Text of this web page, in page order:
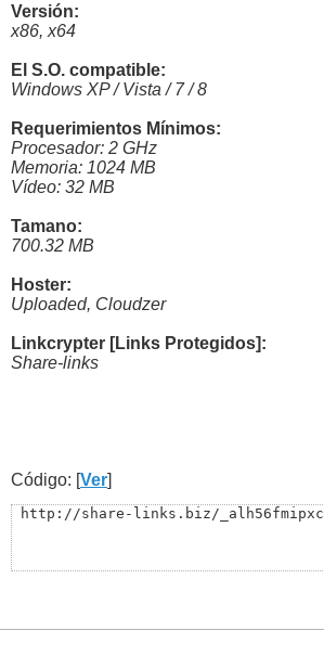
Versión:
x86, x64
El S.O. compatible:
Windows XP / Vista / 7 / 8
Requerimientos Mínimos:
Procesador: 2 GHz
Memoria: 1024 MB
Vídeo: 32 MB
Tamano:
700.32 MB
Hoster:
Uploaded, Cloudzer
Linkcrypter [Links Protegidos]:
Share-links
Código: [Ver]
http://share-links.biz/_alh56fmipxc